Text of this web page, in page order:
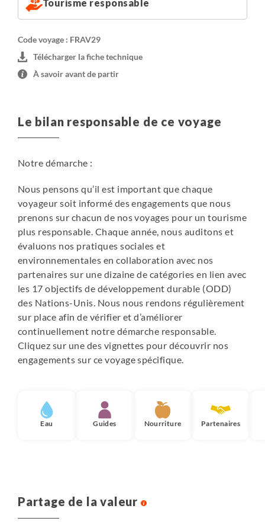
Tourisme responsable
Code voyage : FRAV29
Télécharger la fiche technique
À savoir avant de partir
Le bilan responsable de ce voyage
Notre démarche :
Nous pensons qu’il est important que chaque
voyageur soit informé des engagements que nous
prenons sur chacun de nos voyages pour un tourisme
plus responsable. Chaque année, nous auditons et
évaluons nos pratiques sociales et
environnementales en collaboration avec nos
partenaires sur une dizaine de catégories en lien avec
les 17 objectifs de développement durable (ODD)
des Nations-Unis. Nous nous rendons régulièrement
sur place afin de vérifier et d’améliorer
continuellement notre démarche responsable.
Cliquez sur une des vignettes pour découvrir nos
engagements sur ce voyage spécifique.
Eau Guides Nourriture Partenaires
Partage de la valeur